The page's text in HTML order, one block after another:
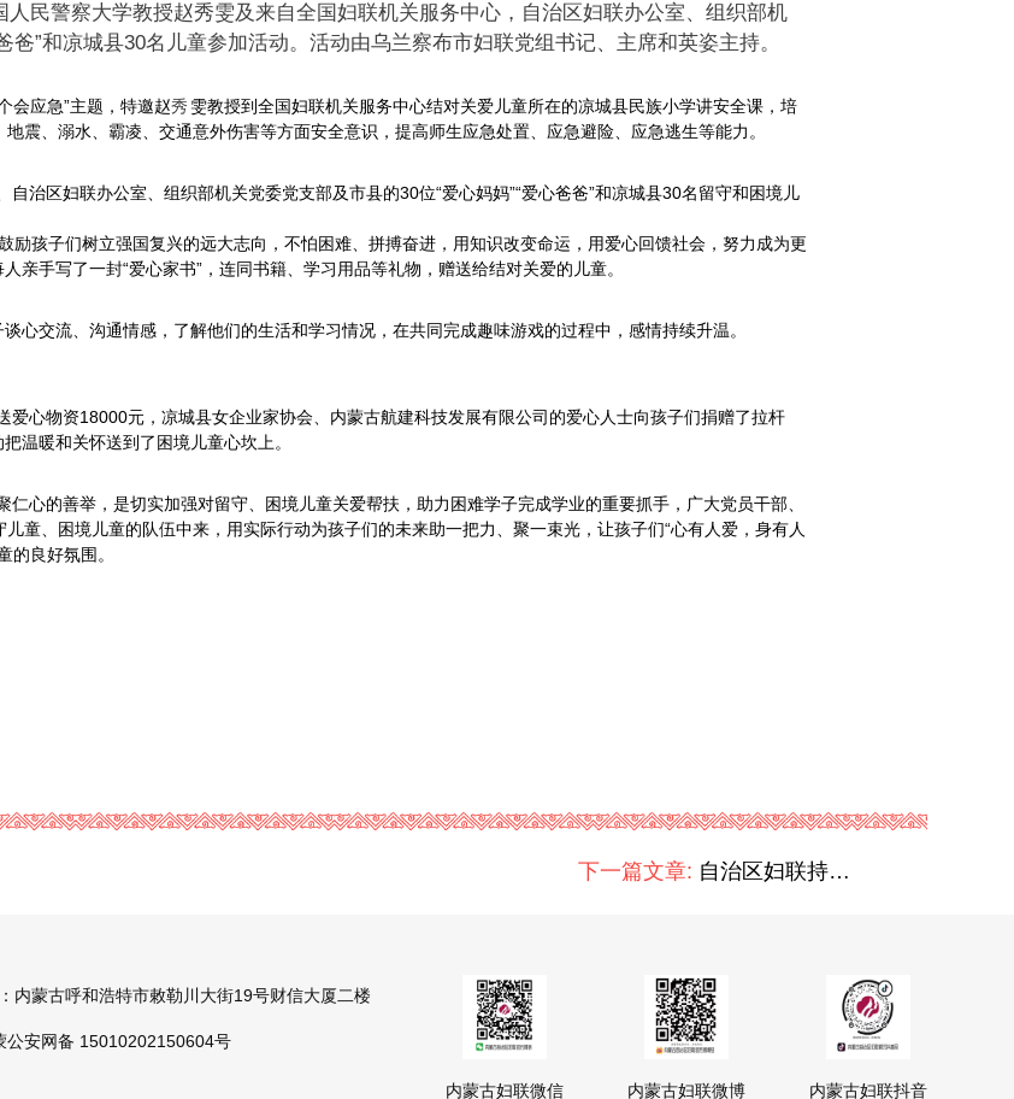
民警察大学教授赵秀雯及来自全国妇联机关服务中心，自治区妇联办公室、组织部机
爸”和凉城县30名儿童参加活动。活动由乌兰察布市妇联党组书记、主席和英姿主持。
会应急”主题，特邀赵秀 雯教授到全国妇联机关服务中心结对关爱儿童所在的凉城县民族小学讲安全课，培
震、溺水、霸凌、交通意外伤害等方面安全意识，提高师生应急处置、应急避险、应急逃生等能力。
治区妇联办公室、组织部机关党委党支部及市县的30位“爱心妈妈”“爱心爸爸”和凉城县30名留守和困境儿
励孩子们树立强国复兴的远大志向，不怕困难、拼搏奋进，用知识改变命运，用爱心回馈社会，努力成为更
亲手写了一封“爱心家书”，连同书籍、学习用品等礼物，赠送给结对关爱的儿童。
心交流、沟通情感，了解他们的生活和学习情况，在共同完成趣味游戏的过程中，感情持续升温。
爱心物资18000元，凉城县女企业家协会、内蒙古航建科技发展有限公司的爱心人士向孩子们捐赠了拉杆
温暖和关怀送到了困境儿童心坎上。
心的善举，是切实加强对留守、困境儿童关爱帮扶，助力困难学子完成学业的重要抓手，广大党员干部、
童、困境儿童的队伍中来，用实际行动为孩子们的未来助一把力、聚一束光，让孩子们“心有人爱，身有人
的良好氛围。
下一篇文章: 自治区妇联持续推动安全生产工作落地落实
内蒙古呼和浩特市敕勒川大街19号财信大厦二楼
公安网备 15010202150604号
内蒙古妇联微信 内蒙古妇联微博 内蒙古妇联抖音